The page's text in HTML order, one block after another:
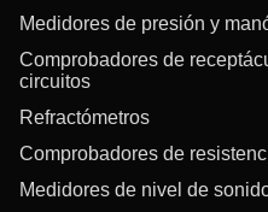
Medidores de presión y
Comprobadores de
circuitos
Refractómetros
Comprobadores de
Medidores de nivel de